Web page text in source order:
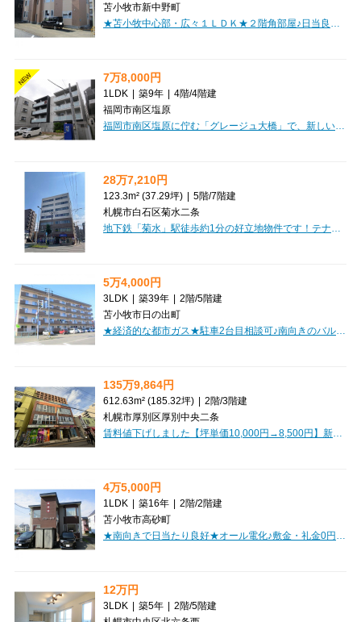
苫小牧市新中野町
NEW 7万8,000円
1LDK | 築9年 | 4階/4階建
福岡市南区塩原
28万7,210円
123.3m² (37.29坪) | 5階/7階建
札幌市白石区菊水二条
5万4,000円
3LDK | 築39年 | 2階/5階建
苫小牧市日の出町
135万9,864円
612.63m² (185.32坪) | 2階/3階建
札幌市厚別区厚別中央二条
4万5,000円
1LDK | 築16年 | 2階/2階建
苫小牧市高砂町
12万円
3LDK | 築5年 | 2階/5階建